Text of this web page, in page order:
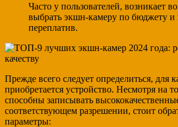
Часто у пользователей, возникает
выбрать экшн-камеру по бюджету и
переплатив.
Прежде всего следует определиться, для
приобретается устройство. Несмотря на
способны записывать
соответствующем разрешении, стоит
параметры: